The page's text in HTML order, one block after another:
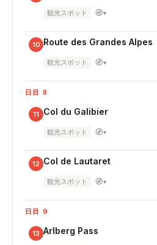
観光スポット 🧭▾
10 Route des Grandes Alpes
観光スポット 🧭▾
日目 8
11 Col du Galibier
観光スポット 🧭▾
12 Col de Lautaret
観光スポット 🧭▾
日目 9
13 Arlberg Pass